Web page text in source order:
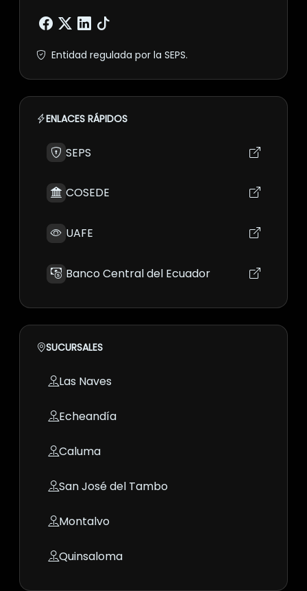
Entidad regulada por la SEPS.
ENLACES RÁPIDOS
SEPS
COSEDE
UAFE
Banco Central del Ecuador
SUCURSALES
Las Naves
Echeandía
Caluma
San José del Tambo
Montalvo
Quinsaloma